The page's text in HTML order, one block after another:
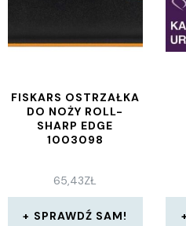
FISKARS OSTRZAŁKA
DO NOŻY ROLL-
SHARP EDGE
1003098
65,43ZŁ
SPRAWDŹ SAM!